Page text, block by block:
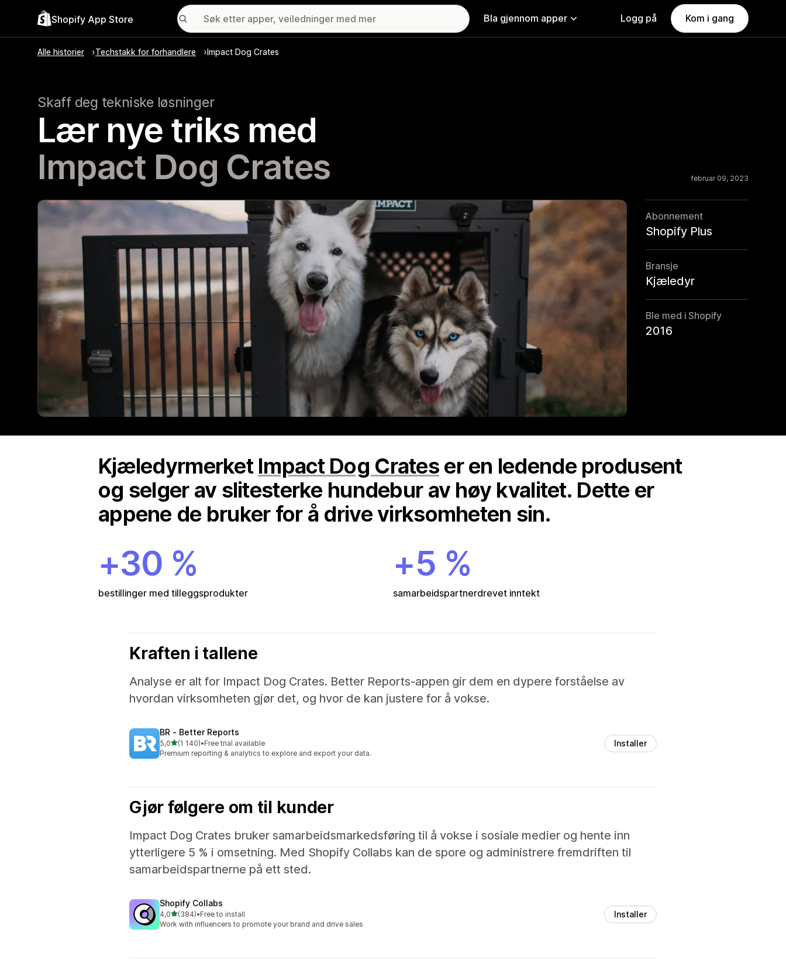
Shopify App Store Bla gjennom apper Logg på Kom i gang
Alle historier Techstakk for forhandlere Impact Dog Crates
Skaff deg tekniske løsninger
Lær nye triks med
Impact Dog Crates
februar 09, 2023
Abonnement
Shopify Plus
Bransje
Kjæledyr
Ble med i Shopify
2016
Kjæledyrmerket Impact Dog Crateser en ledende produsent
og selger av slitesterke hundebur av høy kvalitet. Dette er
appene de bruker for å drive virksomheten sin.
+30 %
bestillinger med tilleggsprodukter
+5 %
samarbeidspartnerdrevet inntekt
Kraften i tallene
Analyse er alt for Impact Dog Crates. Better Reports-appen gir dem en dypere forståelse av
hvordan virksomheten gjør det, og hvor de kan justere for å vokse.
BR ‑ Better Reports
5,0av 5 stjerner
(1 140)
Totalt 1140 omtaler
•Free trial available
Premium reporting & analytics to explore and export your data.
Installer
Gjør følgere om til kunder
Impact Dog Crates bruker samarbeidsmarkedsføring til å vokse i sosiale medier og hente inn
ytterligere 5 % i omsetning. Med Shopify Collabs kan de spore og administrere fremdriften til
samarbeidspartnerne på ett sted.
Shopify Collabs
4,0av 5 stjerner
(384)
Totalt 384 omtaler
•Free to install
Work with influencers to promote your brand and drive sales
Installer